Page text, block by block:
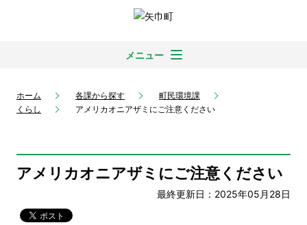
メニュー
ホーム 各課から探す
町民環境課
くらし
アメリカオニアザミにご注意ください
アメリカオニアザミにご注意ください
最終更新日：2025年05月28日